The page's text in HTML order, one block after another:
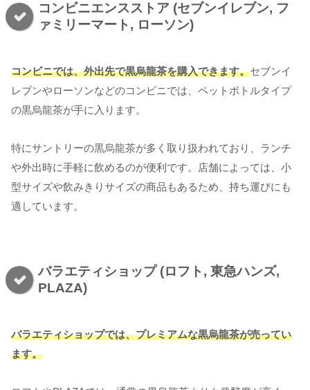
コンビニエンスストア (セブンイレブン, フ
ァミリーマート, ローソン)
コンビニでは、外出先で黒烏龍茶を購入できます。セブンイ
レブンやローソンなどのコンビニでは、ペットボトルタイプ
の黒烏龍茶が手に入ります。
特にサントリーの黒烏龍茶が多く取り扱われており、ランチ
や外出時に手軽に飲めるのが便利です。店舗によっては、小
型サイズや飲みきりサイズの商品もあるため、持ち運びにも
適しています。
バラエティショップ (ロフト, 東急ハンズ,
PLAZA)
バラエティショップでは、プレミアムな黒烏龍茶が売ってい
ます。